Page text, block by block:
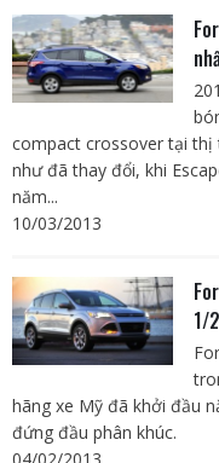
compact crossover tại
như đã thay đổi, khi
năm...
10/03/2013
1/
hãng xe Mỹ đã khởi đầu
đứng đầu phân khúc.
04/02/2013